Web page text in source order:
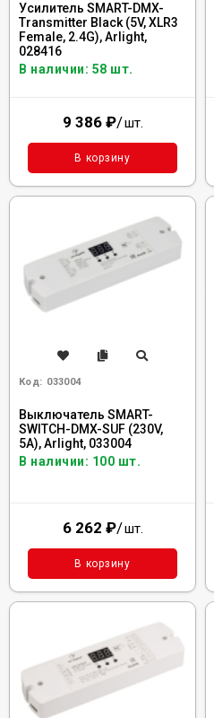
Усилитель SMART-DMX-
Transmitter Black (5V, XLR3
Female, 2.4G), Arlight,
028416
В наличии: 58 шт.
9 386 ₽/шт.
В корзину
Код: 033004
Выключатель SMART-
SWITCH-DMX-SUF (230V,
5A), Arlight, 033004
В наличии: 100 шт.
6 262 ₽/шт.
В корзину